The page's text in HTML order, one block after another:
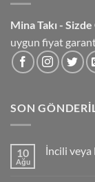
Mina Takı -
uygun fiyat
SON
10
Ağu
İncili veya